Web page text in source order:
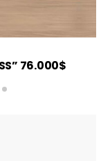
76.000$